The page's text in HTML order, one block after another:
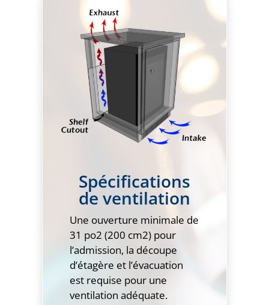
Spécifications
de ventilation
Une ouverture minimale de
31 po2 (200 cm2) pour
l’admission, la découpe
d’étagère et l’évacuation
est requise pour une
ventilation adéquate.